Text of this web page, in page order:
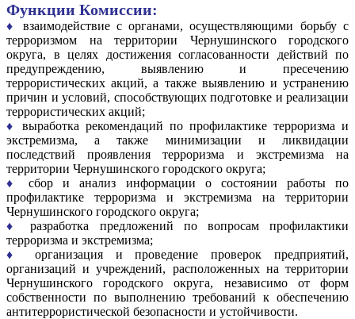
Функции Комиссии:
♦ взаимодействие с органами, осуществляющими борьбу с
терроризмом на территории Чернушинского городского
округа, в целях достижения согласованности действий по
предупреждению, выявлению и пресечению
террористических акций, а также выявлению и устранению
причин и условий, способствующих подготовке и реализации
террористических акций;
♦ выработка рекомендаций по профилактике терроризма и
экстремизма, а также минимизации и ликвидации
последствий проявления терроризма и экстремизма на
территории Чернушинского городского округа;
♦сбор и анализ информации о состоянии работы по
профилактике терроризма и экстремизма на территории
Чернушинского городского округа;
♦разработка предложений по вопросам профилактики
терроризма и экстремизма;
♦ организация и проведение проверок предприятий,
организаций и учреждений, расположенных на территории
Чернушинского городского округа, независимо от форм
собственности по выполнению требований к обеспечению
антитеррористической безопасности и устойчивости.